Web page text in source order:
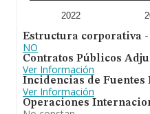
de euros y la media entre
155 mil euros de ventas
Finalmente, para
2024, la media de
la antigüedad desde la
En conclusión, la actividad
principal: otras educacion
de servicios
2022
Estructura corporativa
NO
Contratos Públicos
Ver Información
Incidencias de Fuentes
Ver Información
Operaciones